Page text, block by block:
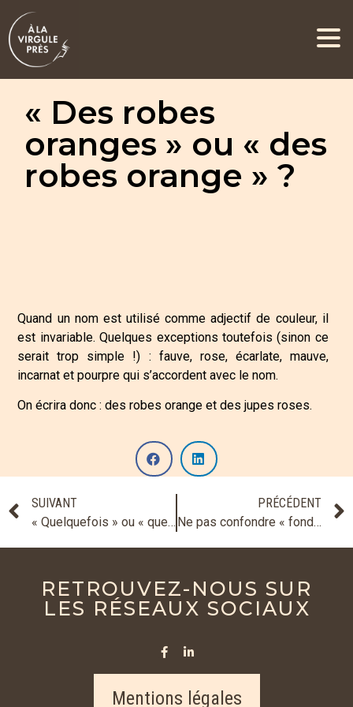
« Des robes
oranges » ou « des
robes orange » ?
Quand un nom est utilisé comme adjectif de couleur, il
est invariable. Quelques exceptions toutefois (sinon ce
serait trop simple !) : fauve, rose, écarlate, mauve,
incarnat et pourpre qui s’accordent avec le nom.
On écrira donc : des robes orange et des jupes roses.
SUIVANT
« Quelquefois » ou « quelques fois » ?
PRÉCÉDENT
Ne pas confondre « fond » et « fonds »
RETROUVEZ-NOUS SUR
LES RÉSEAUX SOCIAUX
Mentions légales